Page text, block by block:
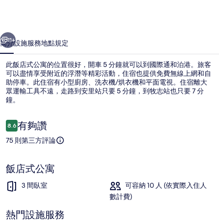
飯
店
的
相
片
個
11+
簡介設施服務地點規定
此飯店式公寓的位置很好，開車 5 分鐘就可以到國際通和泊港。旅客
可以盡情享受附近的浮潛等精彩活動，住宿也提供免費無線上網和自
助停車。此住宿有小型廚房、洗衣機/烘衣機和平面電視。住宿離大
眾運輸工具不遠，走路到安里站只要 5 分鐘，到牧志站也只要 7 分
鐘。
評
論
8.68.6 分，滿分 10 分，
有夠讚
75 則第三方評論
飯店式公寓
3 間臥室
可容納 10 人 (依實際入住人
數計費)
熱門設施服務